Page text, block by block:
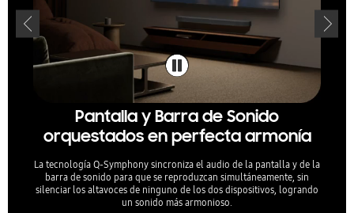
Pantalla y Barra de Sonido
orquestados en perfecta armonía
La tecnología Q-Symphony sincroniza el audio de la pantalla y de la
barra de sonido para que se reproduzcan simultáneamente, sin
silenciar los altavoces de ninguno de los dos dispositivos, logrando
un sonido más armonioso.